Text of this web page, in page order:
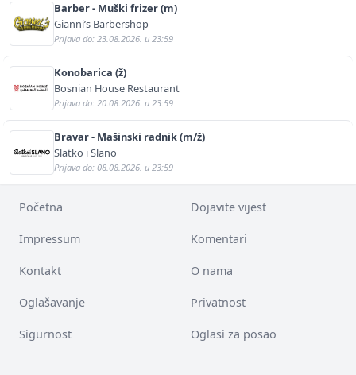
Barber - Muški frizer (m)
Gianni’s Barbershop
Prijava do: 23.08.2026. u 23:59
Konobarica (ž)
Bosnian House Restaurant
Prijava do: 20.08.2026. u 23:59
Bravar - Mašinski radnik (m/ž)
Slatko i Slano
Prijava do: 08.08.2026. u 23:59
Početna Dojavite vijest
Impressum Komentari
Kontakt O nama
Oglašavanje Privatnost
Sigurnost Oglasi za posao